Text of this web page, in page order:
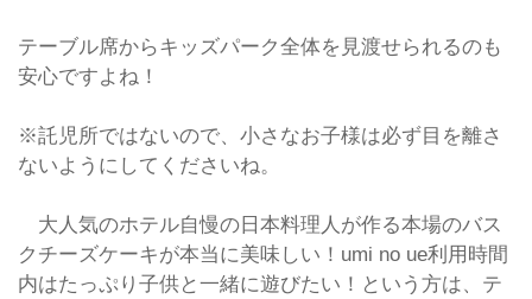
テーブル席からキッズパーク全体を見渡せられるのも
安心ですよね！
※託児所ではないので、小さなお子様は必ず目を離さ
ないようにしてくださいね。
大人気のホテル自慢の日本料理人が作る本場のバス
クチーズケーキが本当に美味しい！umi no ue利用時間
内はたっぷり子供と一緒に遊びたい！という方は、テ